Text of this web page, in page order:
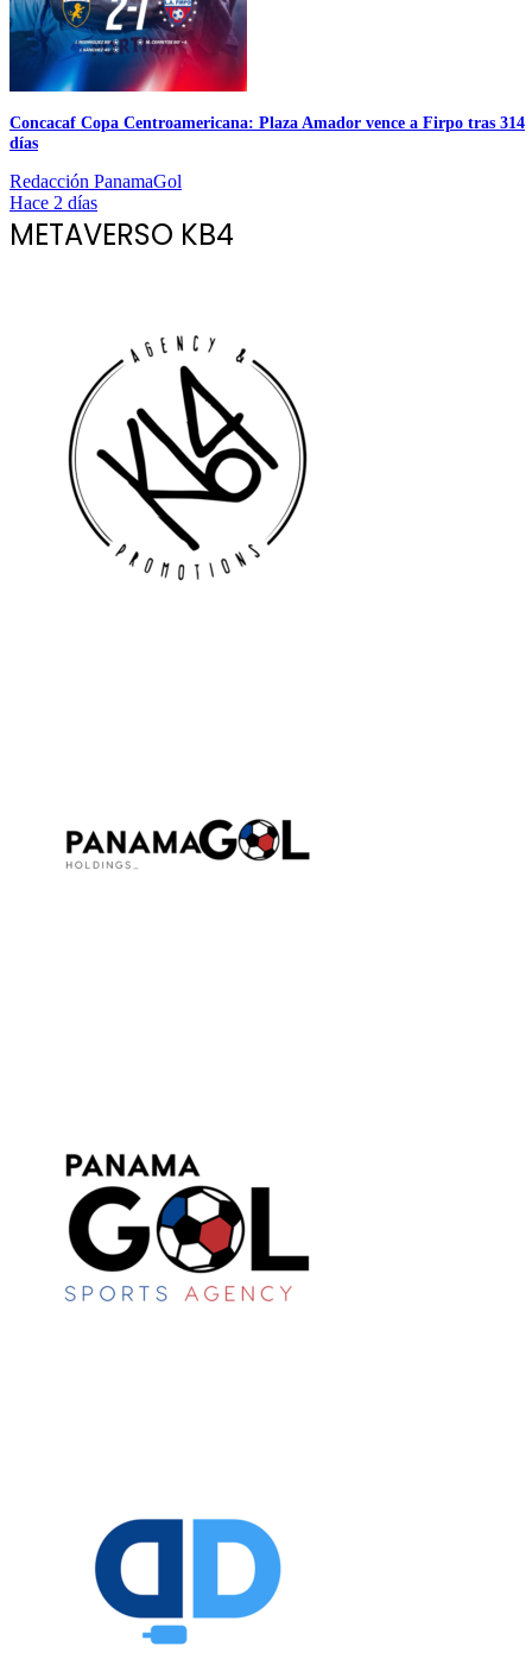
Concacaf Copa Centroamericana: Plaza Amador vence a Firpo tras 314
días
Redacción PanamaGol
Hace 2 días
METAVERSO KB4